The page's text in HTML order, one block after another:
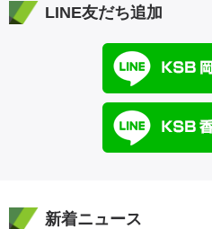
LINE友だち追加
新着ニュース